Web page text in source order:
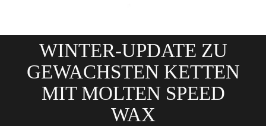
WINTER-UPDATE ZU
GEWACHSTEN KETTEN
MIT MOLTEN SPEED
WAX